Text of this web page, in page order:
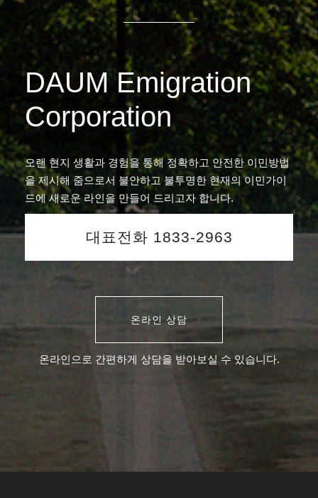
DAUM Emigration
Corporation
오랜 현지 생활과 경험을 통해 정확하고 안전한 이민방법
을 제시해 줌으로서 불안하고 불투명한 현재의 이민가이
드에 새로운 라인을 만들어 드리고자 합니다.
대표전화 1833-2963
온라인 상담
온라인으로 간편하게 상담을 받아보실 수 있습니다.